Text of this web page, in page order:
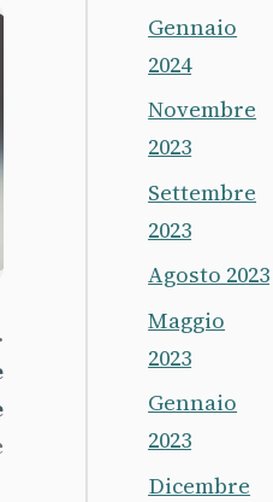
Gennaio
2024
Novembre
2023
Settembre
2023
Agosto 2023
Maggio
2023
Gennaio
2023
Dicembre